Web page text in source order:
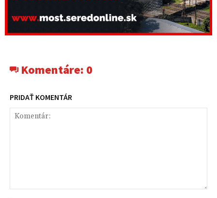
Komentáre: 0
PRIDAŤ KOMENTÁR